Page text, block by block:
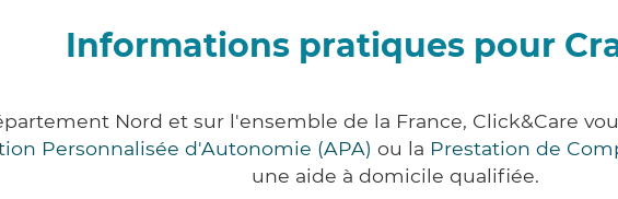
Informations pratiques pour
Nord et sur l'ensemble de la France, Click&Care
Personnalisée d'Autonomie (APA) ou la Prestation de
une aide à domicile qualifiée.